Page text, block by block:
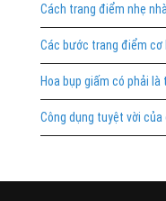
Cách trang điểm nhẹ
Các bước trang điểm cơ
Hoa bụp giấm có phải là
Công dụng tuyệt vời